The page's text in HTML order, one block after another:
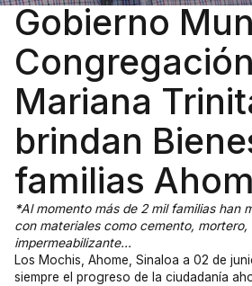
Gobierno
Congregación
Mariana
brindan
familias
*Al momento más de 2 mil familias han
con materiales como cemento,
impermeabilizante…
Los Mochis, Ahome, Sinaloa a 02 de
siempre el progreso de la ciudadanía